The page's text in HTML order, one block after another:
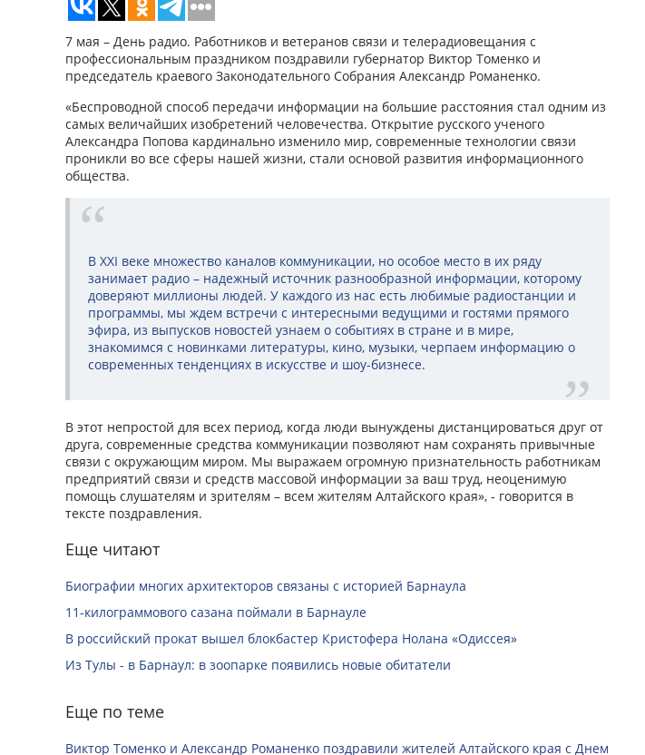
7 мая – День радио. Работников и ветеранов связи и телерадиовещания с
профессиональным праздником поздравили губернатор Виктор Томенко и
председатель краевого Законодательного Собрания Александр Романенко.
«Беспроводной способ передачи информации на большие расстояния стал одним из
самых величайших изобретений человечества. Открытие русского ученого
Александра Попова кардинально изменило мир, современные технологии связи
проникли во все сферы нашей жизни, стали основой развития информационного
общества.
В XXI веке множество каналов коммуникации, но особое место в их ряду
занимает радио – надежный источник разнообразной информации, которому
доверяют миллионы людей. У каждого из нас есть любимые радиостанции и
программы, мы ждем встречи с интересными ведущими и гостями прямого
эфира, из выпусков новостей узнаем о событиях в стране и в мире,
знакомимся с новинками литературы, кино, музыки, черпаем информацию о
современных тенденциях в искусстве и шоу-бизнесе.
В этот непростой для всех период, когда люди вынуждены дистанцироваться друг от
друга, современные средства коммуникации позволяют нам сохранять привычные
связи с окружающим миром. Мы выражаем огромную признательность работникам
предприятий связи и средств массовой информации за ваш труд, неоценимую
помощь слушателям и зрителям – всем жителям Алтайского края», - говорится в
тексте поздравления.
Еще читают
Биографии многих архитекторов связаны с историей Барнаула
11-килограммового сазана поймали в Барнауле
В российский прокат вышел блокбастер Кристофера Нолана «Одиссея»
Из Тулы - в Барнаул: в зоопарке появились новые обитатели
Еще по теме
Виктор Томенко и Александр Романенко поздравили жителей Алтайского края с Днем